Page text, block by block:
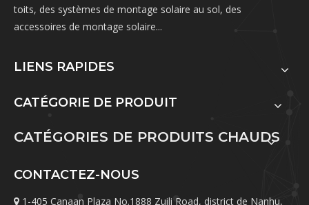
toits, des systèmes de montage solaire au sol, des
accessoires de montage solaire...
LIENS RAPIDES
CATÉGORIE DE PRODUIT
CATÉGORIES DE PRODUITS CHAUDS
CONTACTEZ-NOUS
 1-405 Canaan Plaza No.1888 Zuili Road, district de Nanhu,